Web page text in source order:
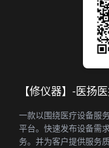
【修仪器】-医扬
一款以围绕医疗设备服
平台。快速发布设备需
务。并为客户提供服务